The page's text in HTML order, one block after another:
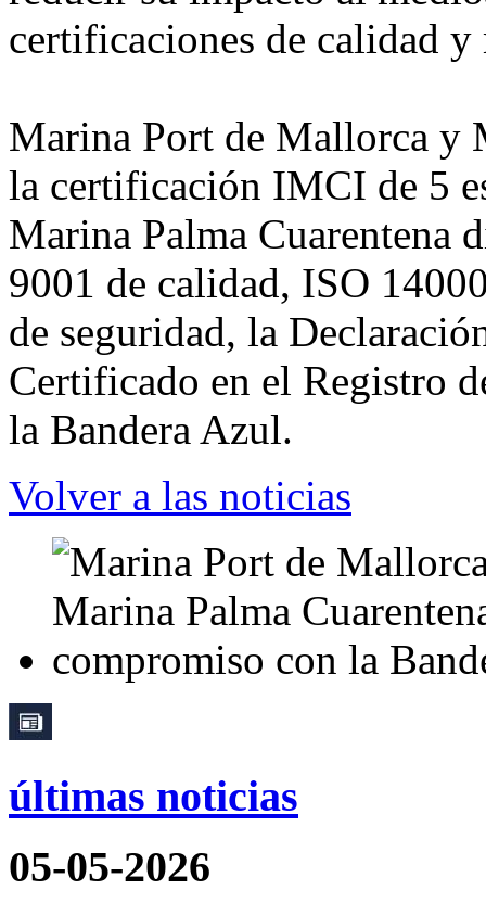
certificaciones de calidad
Marina Port de Mallorca y
la certificación IMCI de 5
Marina Palma Cuarentena
9001 de calidad, ISO
de seguridad, la
Certificado en el Registro
la Bandera Azul.
Volver a las noticias
últimas noticias
05-05-2026